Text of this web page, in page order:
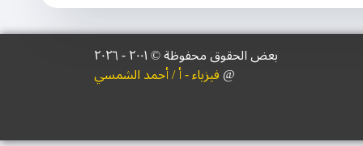
بعض الحقوق محفوظة © ۲۰۰١ - ٢٠٢٦
@فيزياء - أ / أحمد الشمسي